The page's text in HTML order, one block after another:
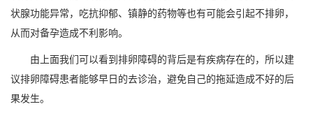
状腺功能异常，吃抗抑郁、镇静的药物等也有可能会引起不排卵，
从而对备孕造成不利影响。
由上面我们可以看到排卵障碍的背后是有疾病存在的，所以建
议排卵障碍患者能够早日的去诊治，避免自己的拖延造成不好的后
果发生。